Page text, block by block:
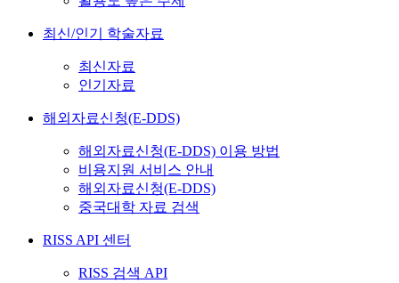
최신/인기 학술자료
최신자료
인기자료
해외자료신청(E-DDS)
해외자료신청(E-DDS) 이용 방법
비용지원 서비스 안내
해외자료신청(E-DDS)
중국대학 자료 검색
RISS API 센터
RISS 검색 API